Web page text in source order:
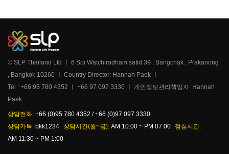
© SLP Thailand Ltd ㅣ 6 Soi Watchiradham satid 39 , Bangchak , Prakanong
, Bangkok 10260 ㅣ Country Director: Hannah Paek ㅣ
Tel : +66 95 780 4352 ㅣ +66 97 097 3330 ㅣ 개인정보관리책임자: Hannah
Paek
상담전화: +66 (0)95 780 4352 / +66 (0)97 097 3330
상담카톡: bkk1234 상담시간(월~금): AM 10:00 ~ PM 07:00
점심시간:
AM 11:30 ~ PM 1:00